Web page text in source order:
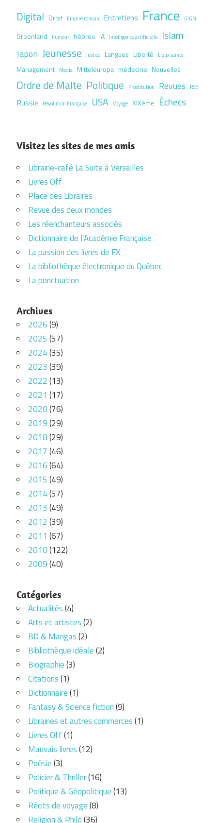
Digital Droit Empire romain Entretiens France GIGN
Groenland humour hébreu IA Intelligence artificielle Islam
Japon Jeunesse Justice Langues Liberté Lieux saints
Management Media Mitteleuropa médecine Nouvelles
Ordre de Malte Politique Prostitution Revues RSE
Russie Révolution Française USA Voyage XIXème Échecs
Visitez les sites de mes amis
Librairie-café La Suite à Versailles
Livres Off
Place des Libraires
Revue des deux mondes
Les réenchanteurs associés
Dictionnaire de l’Académie Française
La passion des livres de FX
La bibliothèque électronique du Québec
La ponctuation
Archives
2026(9)
2025 (57)
2024(35)
2023 (39)
2022 (13)
2021 (17)
2020(76)
2019(29)
2018(29)
2017 (46)
2016(64)
2015 (49)
2014(57)
2013 (49)
2012 (39)
2011 (67)
2010(122)
2009(40)
Catégories
Actualités(4)
Arts et artistes(2)
BD & Mangas(2)
Bibliothèque idéale(2)
Biographie(3)
Citations(1)
Dictionnaire(1)
Fantasy & Science fiction(9)
Librairies et autres commerces(1)
Livres Off(1)
Mauvais livres(12)
Poésie(3)
Policier & Thriller(16)
Politique & Géopolitique(13)
Récits de voyage(8)
Religion & Philo(36)